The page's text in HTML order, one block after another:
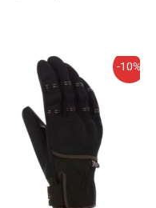
-10%
El
precio
original
era:
44,99€.
precio
actual
es:
40,49€.